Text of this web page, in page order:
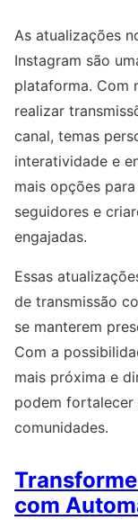
As atualizações
Instagram são
plataforma. Com
realizar
canal, temas
interatividade e
mais opções
seguidores e
engajadas.
Essas
de transmissão
se manterem
Com a
mais próxima e
podem fortalecer
comunidades.
com